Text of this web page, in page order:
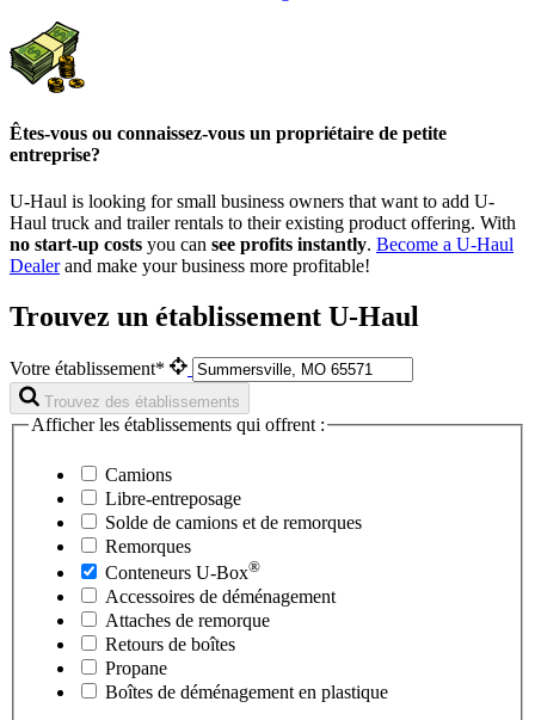
Êtes-vous ou connaissez-vous un propriétaire de petite
entreprise?
U-Haul is looking for small business owners that want to add U-
Haul truck and trailer rentals to their existing product offering. With
no start-up costs you can see profits instantly. Become a U-Haul
Dealerand make your business more profitable!
Trouvez un établissement U-Haul
Votre établissement*
Trouvez des établissements
Afficher les établissements qui offrent :
Camions
Libre-entreposage
Solde de camions et de remorques
Remorques
Conteneurs U-Box®
Accessoires de déménagement
Attaches de remorque
Retours de boîtes
Propane
Boîtes de déménagement en plastique